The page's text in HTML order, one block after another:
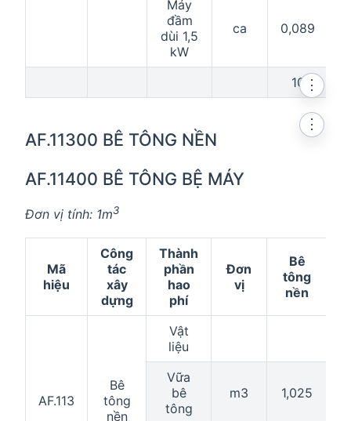
Máy
đầm
dùi 1,5
kW
ca 0,089
10
AF.11300 BÊ TÔNG NỀN
⋮
AF.11400 BÊ TÔNG BỆ MÁY
⋮
Đơn vị tính: 1m3
Mã
hiệu
Công
tác
xây
dựng
Thành
phần
hao
phí
Đơn
vị
Bê
tông
nền
AF.113
Bê
tông
nền
Vật
liệu
Vữa
bê
tông
m3 1,025